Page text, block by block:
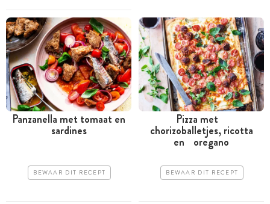
Panzanella met tomaat en
sardines
BEWAAR DIT RECEPT
Pizza met
chorizoballetjes, ricotta
en oregano
BEWAAR DIT RECEPT